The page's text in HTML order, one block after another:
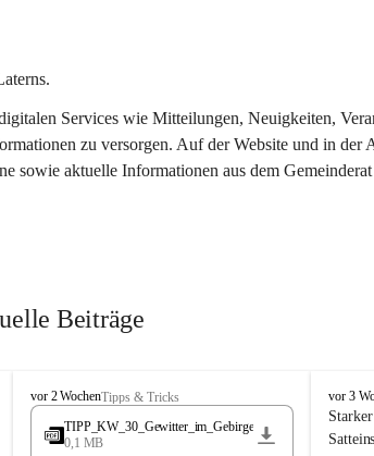
Services wie Mitteilungen, Neuigkeiten,
zu versorgen. Auf der Website und in
sowie aktuelle Informationen aus dem
Beiträge
L
a
vor 2 WochenTipps & Tricks
TIPP_KW_30_Gewitter_im_Gebirge
0,1 MB
F
r
e
vor 3